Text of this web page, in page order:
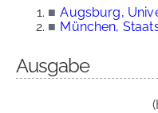
■ Augsburg,
■ München,
Ausgabe